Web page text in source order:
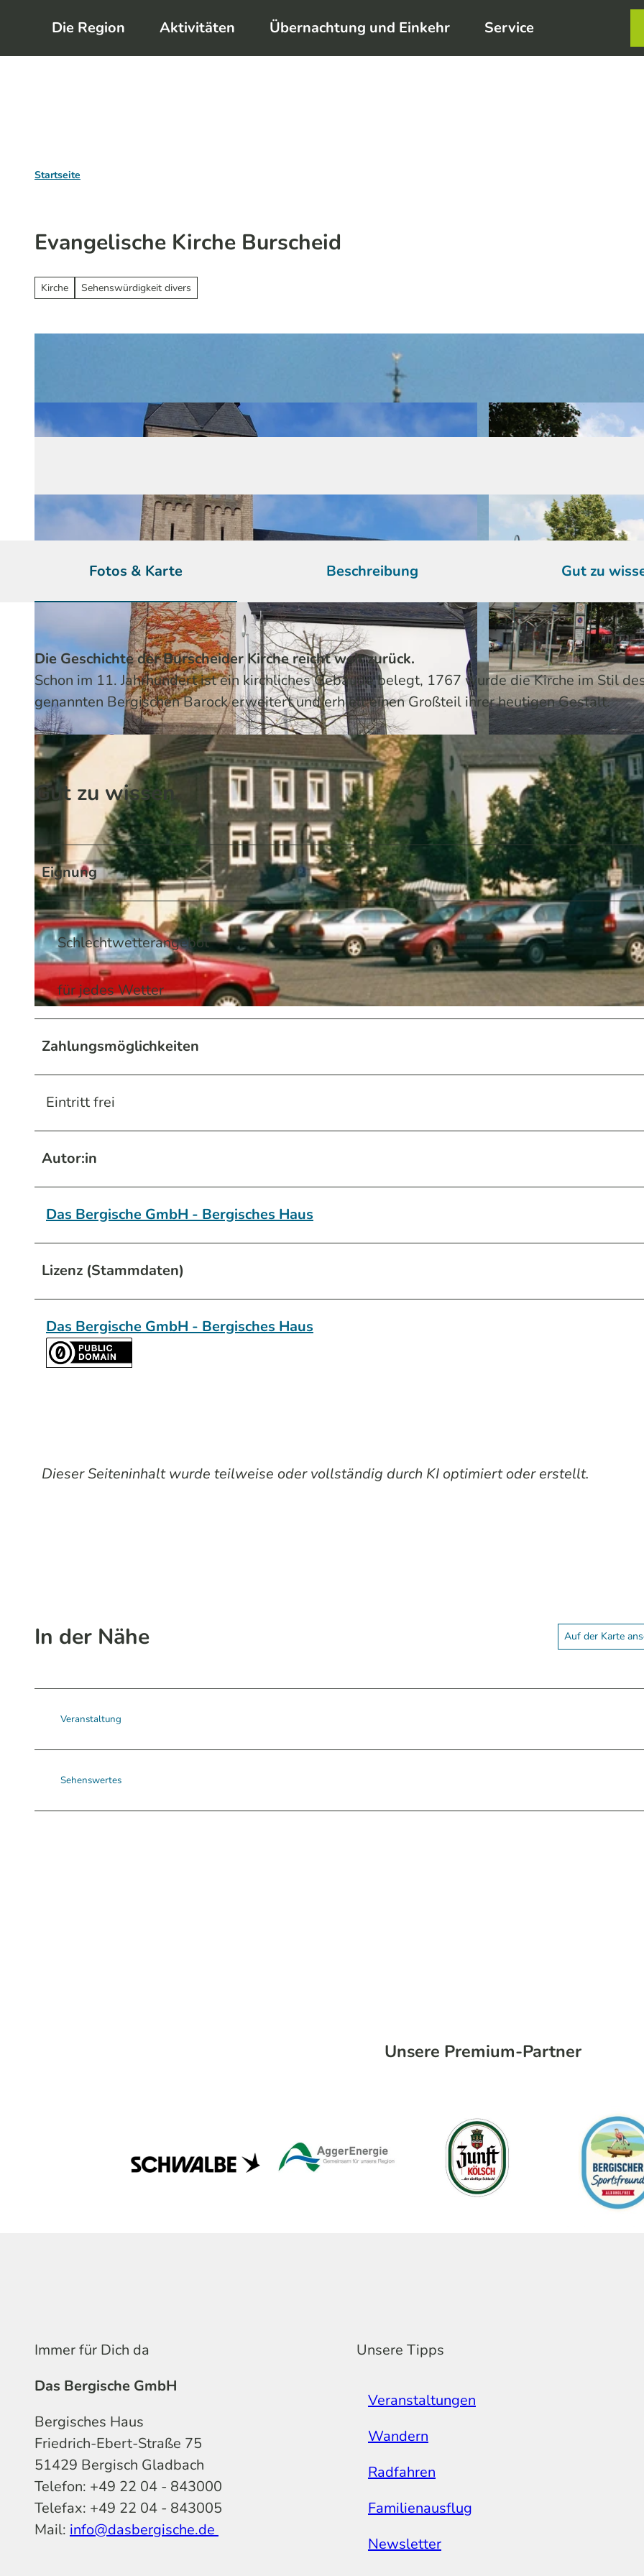
m
Die Region Aktivitäten Übernachtung und Einkehr Service
Startseite
Evangelische Kirche Burscheid
Kirche Sehenswürdigkeit divers
© Stadt Burscheid | KI-optimiert © Stadt Burscheid | KI-optimiert
Fotos & Karte Beschreibung Gut zu
Die Geschichte der Burscheider Kirche reicht weit zurück.
Schon im 11. Jahrhundert ist ein kirchliches Gebäude belegt, 1767 wurde die Kirche im Stil
genannten Bergischen Barock erweitert und erhielt einen Großteil ihrer heutigen Gestalt.
Gut zu wissen
Eignung
Schlechtwetterangebot
für jedes Wetter
Zahlungsmöglichkeiten
Eintritt frei
Autor:in
Das Bergische GmbH - Bergisches Haus
Lizenz (Stammdaten)
Das Bergische GmbH - Bergisches Haus
Dieser Seiteninhalt wurde teilweise oder vollständig durch KI optimiert oder erstellt.
In der Nähe Auf der Karte
Veranstaltung
Sehenswertes
Unsere Premium-Partner
Immer für Dich da
Das Bergische GmbH
Bergisches Haus
Friedrich-Ebert-Straße 75
51429 Bergisch Gladbach
Telefon: +49 22 04 - 843000
Telefax: +49 22 04 - 843005
Mail: info@dasbergische.de
Unsere Tipps
Veranstaltungen
Wandern
Radfahren
Familienausflug
Newsletter